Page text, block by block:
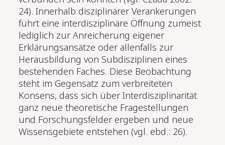
24). Innerhalb disziplinärer Verankerungen
führt eine interdisziplinäre Öffnung zumeist
lediglich zur Anreicherung eigener
Erklärungsansätze oder allenfalls zur
Herausbildung von Subdisziplinen eines
bestehenden Faches. Diese Beobachtung
steht im Gegensatz zum verbreiteten
Konsens, dass sich über Interdisziplinarität
ganz neue theoretische Fragestellungen
und Forschungsfelder ergeben und neue
Wissensgebiete entstehen (vgl. ebd.: 26).